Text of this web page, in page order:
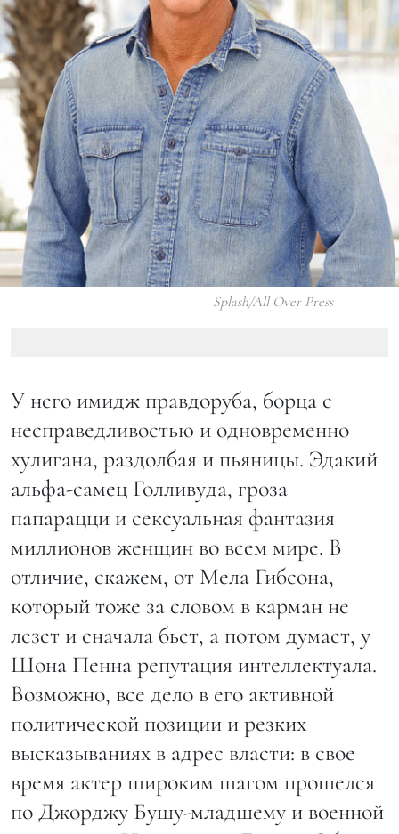
Splash/All Over Press
У него имидж правдоруба, борца с
несправедливостью и одновременно
хулигана, раздолбая и пьяницы. Эдакий
альфа-самец Голливуда, гроза
папарацци и сексуальная фантазия
миллионов женщин во всем мире. В
отличие, скажем, от Мела Гибсона,
который тоже за словом в карман не
лезет и сначала бьет, а потом думает, у
Шона Пенна репутация интеллектуала.
Возможно, все дело в его активной
политической позиции и резких
высказываниях в адрес власти: в свое
время актер широким шагом прошелся
по Джорджу Бушу-младшему и военной